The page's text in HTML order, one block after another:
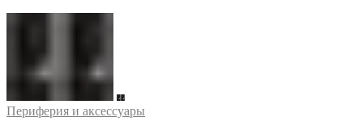
Периферия и аксессуары